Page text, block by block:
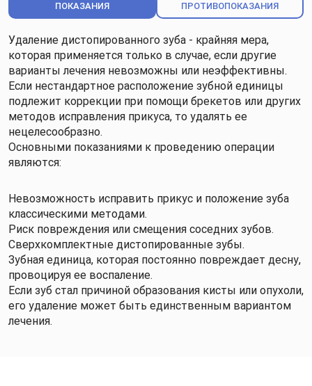
ПОКАЗАНИЯ ПРОТИВОПОКАЗАНИЯ
Удаление дистопированного зуба - крайняя мера,
которая применяется только в случае, если другие
варианты лечения невозможны или неэффективны.
Если нестандартное расположение зубной единицы
подлежит коррекции при помощи брекетов или других
методов исправления прикуса, то удалять ее
нецелесообразно.
Основными показаниями к проведению операции
являются:
Невозможность исправить прикус и положение зуба
классическими методами.
Риск повреждения или смещения соседних зубов.
Сверхкомплектные дистопированные зубы.
Зубная единица, которая постоянно повреждает десну,
провоцируя ее воспаление.
Если зуб стал причиной образования кисты или опухоли,
его удаление может быть единственным вариантом
лечения.